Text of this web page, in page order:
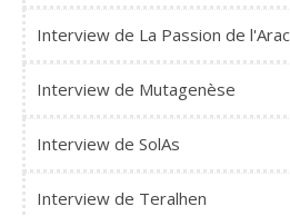
Interview de La Passion de
Interview de Mutagenèse
Interview de SolAs
Interview de Teralhen